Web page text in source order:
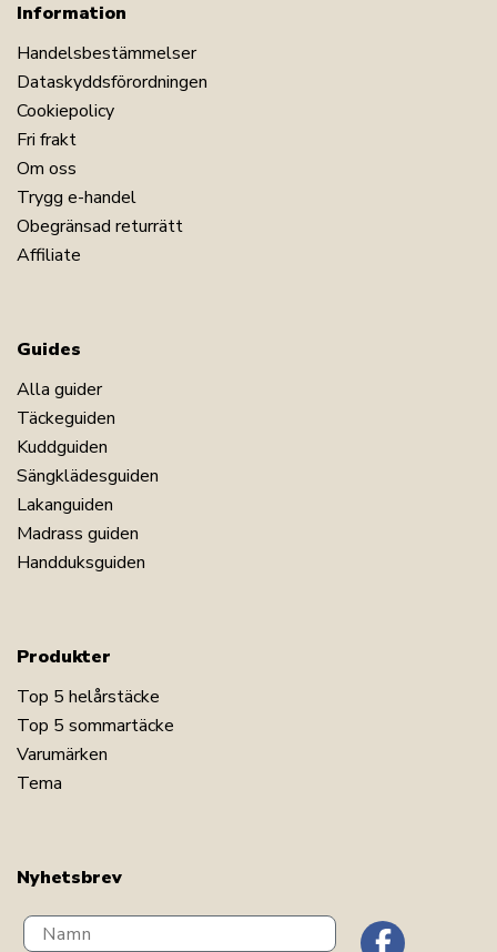
Information
Handelsbestämmelser
Dataskyddsförordningen
Cookiepolicy
Fri frakt
Om oss
Trygg e-handel
Obegränsad returrätt
Affiliate
Guides
Alla guider
Täckeguiden
Kuddguiden
Sängklädesguiden
Lakanguiden
Madrass guiden
Handduksguiden
Produkter
Top 5 helårstäcke
Top 5 sommartäcke
Varumärken
Tema
Nyhetsbrev
Navn